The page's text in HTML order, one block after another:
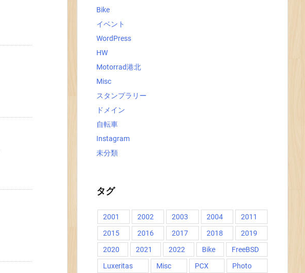
Bike
イベント
WordPress
HW
Motorrad港北
Misc
スタンプラリー
ドメイン
自転車
Instagram
未分類
タグ
2001 2002 2003 2004
2011
2015
2016 2017 2018
2019
2020
2021 2022 Bike
FreeBSD
Luxeritas
Misc PCX
Photo